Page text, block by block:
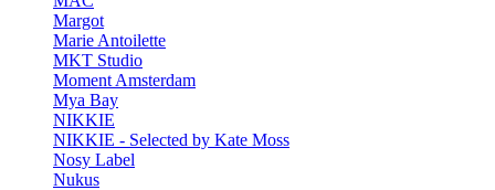
Margot
Marie Antoilette
MKT Studio
Moment Amsterdam
Mya Bay
NIKKIE
NIKKIE - Selected by Kate Moss
Nosy Label
Nukus